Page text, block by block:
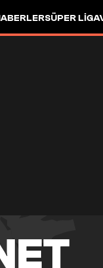
SÜPER LIG